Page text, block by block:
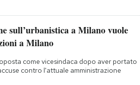
sull’urbanistica a Milano vuole
a Milano
come vicesindaca dopo aver portato
contro l'attuale amministrazione